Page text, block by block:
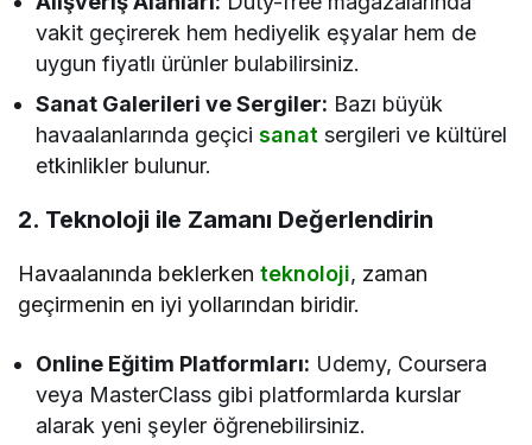
vakit geçirerek hem hediyelik eşyalar hem de
uygun fiyatlı ürünler bulabilirsiniz.
Sanat Galerileri ve Sergiler: Bazı büyük
havaalanlarında geçicisanat sergileri ve kültürel
etkinlikler bulunur.
2. Teknoloji ile Zamanı Değerlendirin
Havaalanında beklerkenteknoloji, zaman
geçirmenin en iyi yollarından biridir.
Online Eğitim Platformları: Udemy, Coursera
veya MasterClass gibi platformlarda kurslar
alarak yeni şeyler öğrenebilirsiniz.